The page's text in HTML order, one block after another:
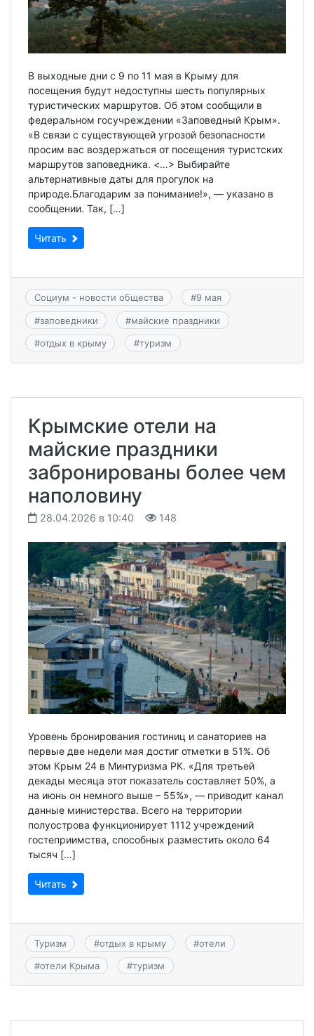
В выходные дни с 9 по 11 мая в Крыму для
посещения будут недоступны шесть популярных
туристических маршрутов. Об этом сообщили в
федеральном госучреждении «Заповедный Крым».
«В связи с существующей угрозой безопасности
просим вас воздержаться от посещения туристских
маршрутов заповедника. <…> Выбирайте
альтернативные даты для прогулок на
природе.Благодарим за понимание!», — указано в
сообщении. Так, […]
Читать
Социум - новости общества #9 мая
#заповедники #майские праздники
#отдых в крыму #туризм
Крымские отели на
майские праздники
забронированы более чем
наполовину
28.04.2026 в 10:40 148
Уровень бронирования гостиниц и санаториев на
первые две недели мая достиг отметки в 51%. Об
этом Крым 24 в Минтуризма РК. «Для третьей
декады месяца этот показатель составляет 50%, а
на июнь он немного выше – 55%», — приводит канал
данные министерства. Всего на территории
полуострова функционирует 1112 учреждений
гостеприимства, способных разместить около 64
тысяч […]
Читать
Туризм #отдых в крыму #отели
#отели Крыма #туризм